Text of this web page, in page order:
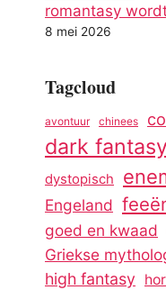
romantasy
8 mei 2026
Tagcloud
avontuur chinees
dark fantasy
dystopisch
Engeland
goed en kwaad
Griekse
high fantasy